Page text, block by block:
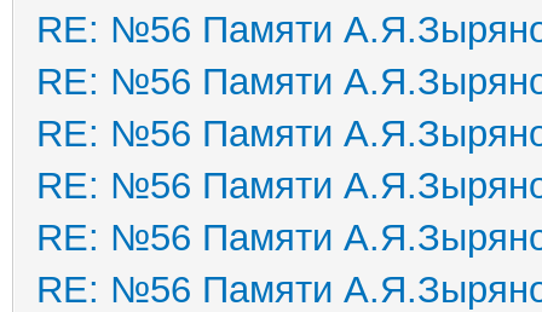
RE: №56 Памяти
RE: №56 Памяти
RE: №56 Памяти
RE: №56 Памяти
RE: №56 Памяти
RE: №56 Памяти